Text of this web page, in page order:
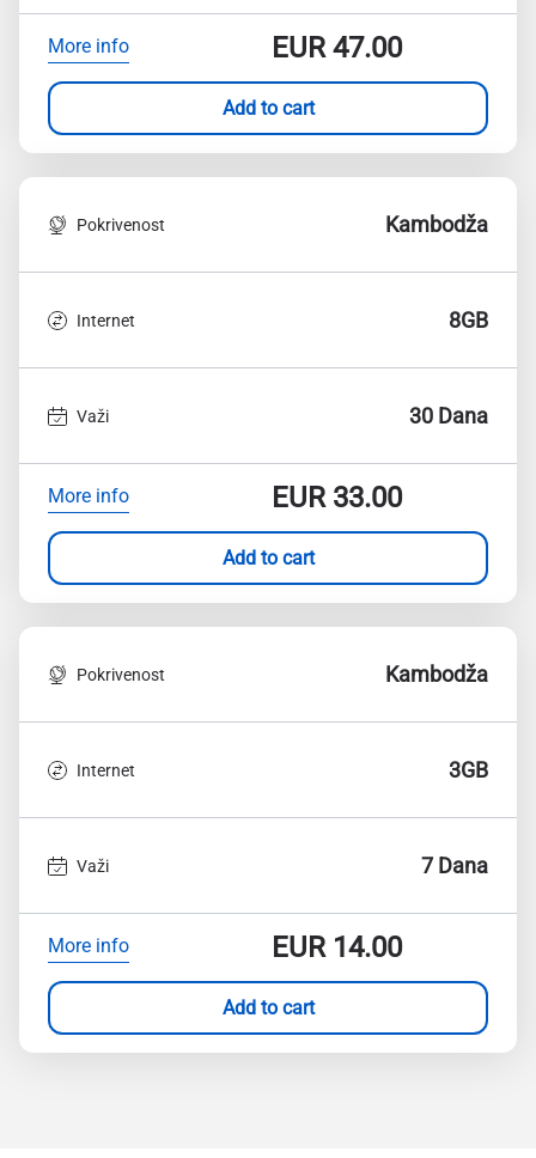
More info EUR47.00
Add to cart
Pokrivenost Kambodža
Internet 8GB
Važi 30 Dana
More info EUR33.00
Add to cart
Pokrivenost Kambodža
Internet 3GB
Važi 7 Dana
More info EUR14.00
Add to cart